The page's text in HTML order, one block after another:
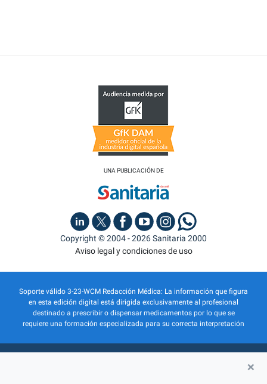
×
UNA PUBLICACIÓN DE
Copyright © 2004 - 2026 Sanitaria 2000
Aviso legal y condiciones de uso
Soporte válido 3-23-WCM Redacción Médica: La información que figura
en esta edición digital está dirigida exclusivamente al profesional
destinado a prescribir o dispensar medicamentos por lo que se
requiere una formación especializada para su correcta interpretación